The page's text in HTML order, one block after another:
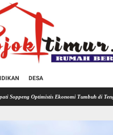
DESA
Ekonomi Tumbuh di Tengah Tekanan Fiskal